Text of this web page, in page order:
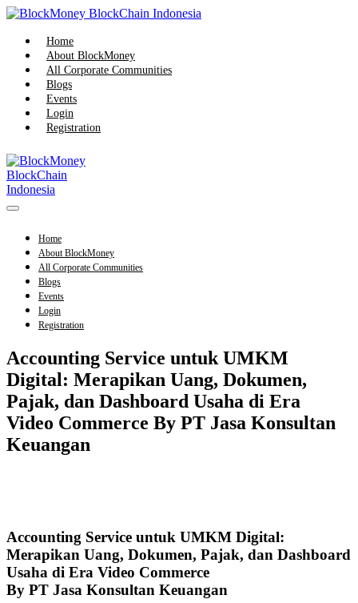
Skip
content
Home
About BlockMoney
All Corporate Communities
Blogs
Events
Login
Registration
Menu
Home
About BlockMoney
All Corporate Communities
Blogs
Events
Login
Registration
Accounting Service untuk UMKM
Digital: Merapikan Uang, Dokumen,
Pajak, dan Dashboard Usaha di Era
Video Commerce By PT Jasa Konsultan
Keuangan
Accounting Service untuk UMKM Digital:
Merapikan Uang, Dokumen, Pajak, dan Dashboard
Usaha di Era Video Commerce
By PT Jasa Konsultan Keuangan